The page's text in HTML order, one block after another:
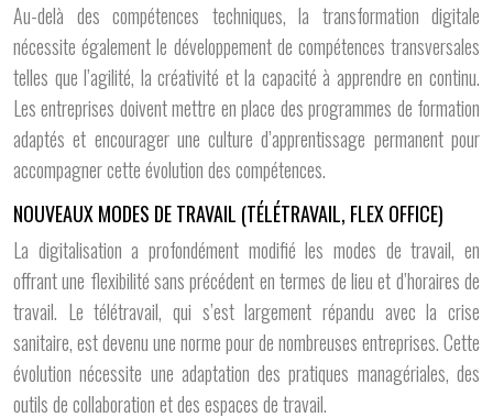
Au-delà des compétences techniques, la transformation digitale
nécessite également le développement de compétences transversales
telles que l’agilité, la créativité et la capacité à apprendre en continu.
Les entreprises doivent mettre en place des programmes de formation
adaptés et encourager une culture d’apprentissage permanent pour
accompagner cette évolution des compétences.
NOUVEAUX MODES DE TRAVAIL (TÉLÉTRAVAIL, FLEX OFFICE)
La digitalisation a profondément modifié les modes de travail, en
offrant une flexibilité sans précédent en termes de lieu et d’horaires de
travail. Le télétravail, qui s’est largement répandu avec la crise
sanitaire, est devenu une norme pour de nombreuses entreprises. Cette
évolution nécessite une adaptation des pratiques managériales, des
outils de collaboration et des espaces de travail.